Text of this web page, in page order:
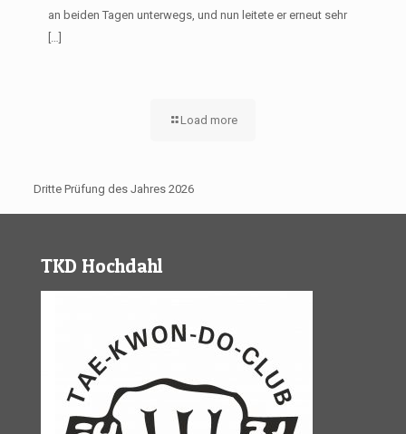
an beiden Tagen unterwegs, und nun leitete er erneut sehr
Load more
Dritte Prüfung des Jahres 2026
TKD Hochdahl